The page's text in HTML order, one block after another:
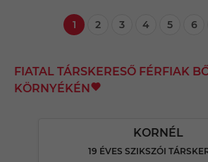
1 2 3 4 5 6
FIATAL TÁRSKERESŐ FÉRFIAK
KÖRNYÉKÉN
KORNÉL
19 ÉVES SZIKSZÓI